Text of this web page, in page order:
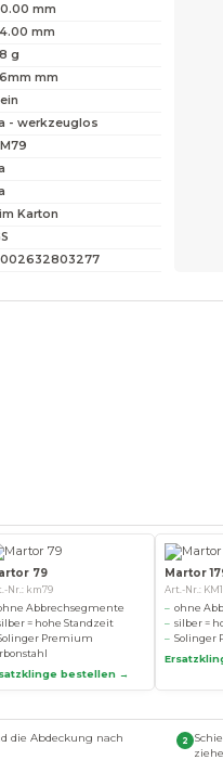
mm
mm
g
mm
- werkzeuglos
im Karton
79
Nr.: km79
Abbrechsegmente
= hohe Standzeit
Premium
bestellen →
Martor
Art.-Nr.:
ohne
silber =
Solinger
die Abdeckung nach